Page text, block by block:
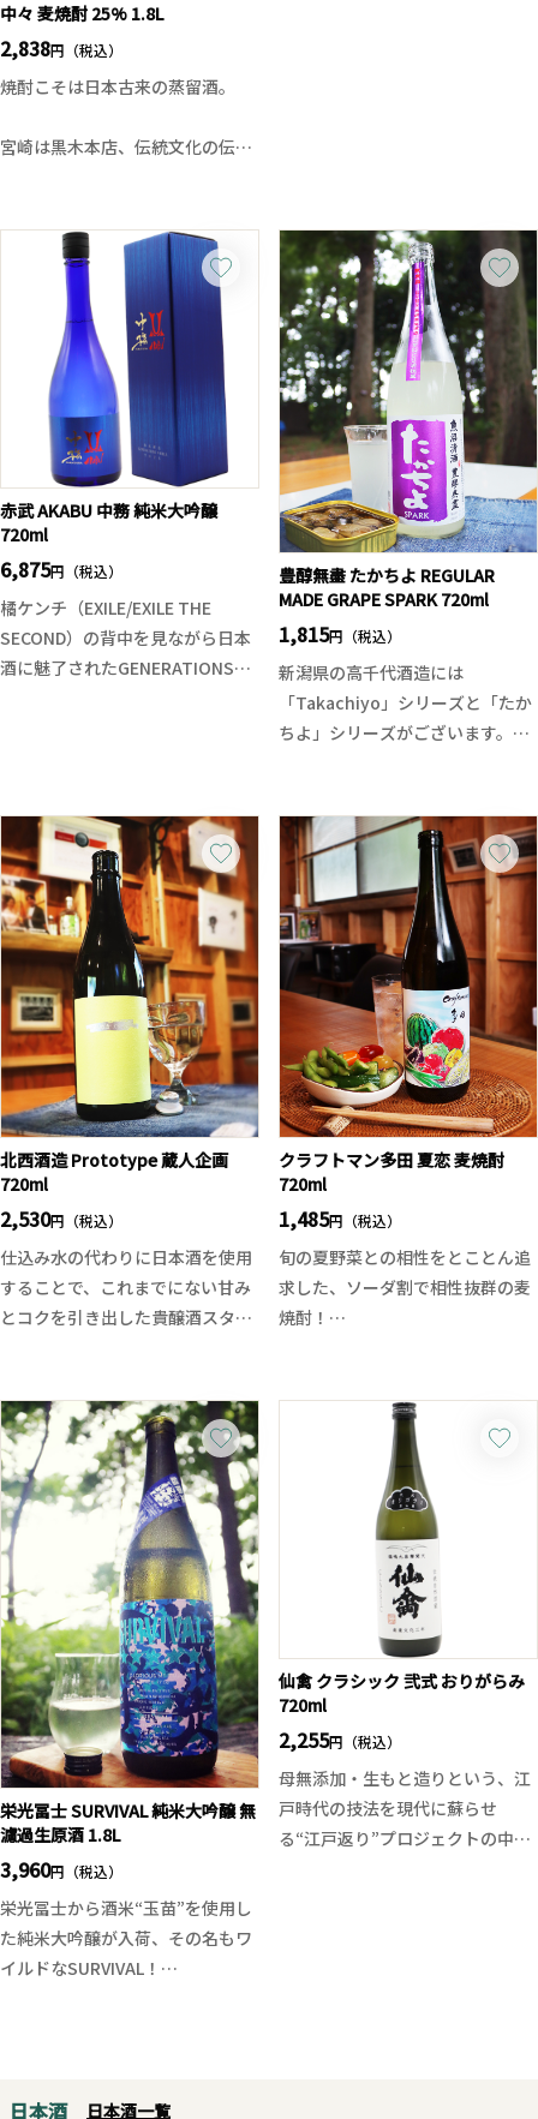
中々 麦焼酎 25% 1.8L
2,838円（税込）
焼酎こそは日本古来の蒸留酒。
宮崎は黒木本店、伝統文化の伝承
生きる未知への探求者として、あ
らゆる行程をより深く研究し、あ
くまでも手仕事による人間性に満
ちた「工房」創りを目指す蔵で
す。手造りにて丁寧に造りだす
「麹」妥協を排した水造り伝統を
守り抜く「かめ仕込み」昔ながら
の蒸留法を忠実に再現した「木桶
蒸留」独自の酵母、妥協を許さぬ
科学的な視点、伝統を伝える心と
技、自然環境との調和、そして
「ものづくり」思想的なエコ・リ
サイクルの実践、黒木本店は「も
のづくり」の感動が満ちている場
所なのです。
リとしており、麦の上品な余韻も
堪能できます。軽いというよりは
しっかりとした骨格があり、柔軟
に広がる味わいです。
※お一人様一回のご注文につき3
本までの販売となっております。
ご了承ください。
一回のご注文とは、ご注文頂き商
品がお客様の手元に届くまでを一
回とさせて頂いております。
一回のご注文とは、ご注文頂き商
品がお客様の手元に届くまでを一
回とさせて頂いております。
赤武 AKABU 中務 純米大吟醸
720ml
6,875円（税込）
橘ケンチ（EXILE/EXILE THE
SECOND）の背中を見ながら日本
酒に魅了されたGENERATIONSの
造と出逢いを得たことで関係がス
タート、日頃から赤武酒造をフェ
イバリット銘柄のひとつとして挙
げてきた中務裕太を橘ケンチが導
く形で今回のプロジェクトが起ち
上がりました。
若き六代目、古舘龍之介はもとよ
り蔵人とともに仕込みに始まり上
槽（搾り）まで一貫して体験し
様々な気づきを得ながらネーミン
グやデザインについての対話を重
ねて、ついにエクスクルーシブな
限定アイテムとしてパッケージが
完成しました。
フルーティーさがあり、米の旨味
が感じられる味わい。酸とのバラ
ンスも良く、サバけも良いのでス
ッキリと消えていくような余韻、
豊醇無盡 たかちよ REGULAR
MADE GRAPE SPARK 720ml
1,815円（税込）
新潟県の高千代酒造には
「Takachiyo」シリーズと「たか
ちよ」シリーズがございます。
ちよは果実がテーマのお酒となっ
ています。
今回のREGULAR MADE GRAPEラ
ベルは紫色がイメージする通り
「ブドウ」がテーマとなっており
ます。そして活性のうすにごりで
名前のSPARKが意味する通り炭酸
ガスが発生しております。スイー
トな味わいで、ジューシーなブド
ウのようなフレーバー、口当たり
弾けフレッシュな味わいでまるで
ブドウスカッシュ！炭酸ガスとう
すにごりが織り成す鮮やかな、た
かちよワールドご堪能あれ！
北西酒造 Prototype 蔵人企画
720ml
2,530円（税込）
仕込み水の代わりに日本酒を使用
することで、これまでにない甘み
とコクを引き出した貴醸酒スタイ
沢設計でとろけるような濃密な甘
味、シルクのような滑らかさ、そ
して美しい酸が全体を引き締めめ
す。
デザート感覚で楽しめる仕上がり
で重厚なのに飲みやすい絶妙なバ
ランスに仕上がっております。
クラフトマン多田 夏恋 麦焼酎
720ml
1,485円（税込）
旬の夏野菜との相性をとことん追
求した、ソーダ割で相性抜群の麦
焼酎！
かで爽やかな仕上がり。ラベルも
夏仕様にリデザインされ、見た目
からも涼しさを感じる1本です。
お勧めの飲み方はソーダ割り。口
に含むと、やさしい甘さと麦の芳
醇な香りがふわりと広がり、後味
はスッキリ。冷やしトマトや枝
豆、ズッキーニのグリル、夏野菜
の浅漬け、レモンを効かせた焼き
魚やカルパッチョなど、さっぱり
とした夏の一皿と抜群の相性を発
揮します。
ちなみに「焼酎」の季語は夏で
す！
栄光冨士 SURVIVAL 純米大吟醸 無
濾過生原酒 1.8L
3,960円（税込）
栄光冨士から酒米“玉苗”を使用し
た純米大吟醸が入荷、その名もワ
イルドなSURVIVAL！
仙禽 クラシック 弐式 おりがらみ
720ml
2,255円（税込）
母無添加・生もと造りという、江
戸時代の技法を現代に蘇らせ
る“江戸返り”プロジェクトの中核
日本酒 日本酒一覧